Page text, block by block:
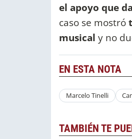
el apoyo que
caso se mostró
musical y no
EN ESTA NOTA
Marcelo Tinelli
TAMBIÉN TE